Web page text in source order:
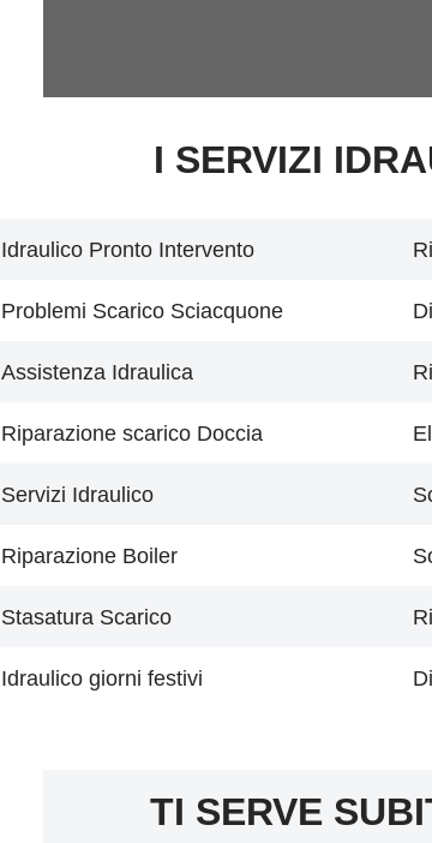
I SERVIZI
Idraulico Pronto Intervento
Problemi Scarico Sciacquone
Assistenza Idraulica
Riparazione scarico Doccia
Servizi Idraulico
Riparazione Boiler
Stasatura Scarico
Idraulico giorni festivi
TI SERVE